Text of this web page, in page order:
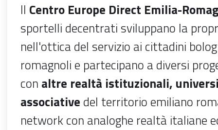
Il Centro Europe Direct Emilia-
sportelli decentrati sviluppano la
nell'ottica del servizio ai cittadini
romagnoli e partecipano a diversi
con altre realtà istituzionali,
associative del territorio emiliano
network con analoghe realtà italiane